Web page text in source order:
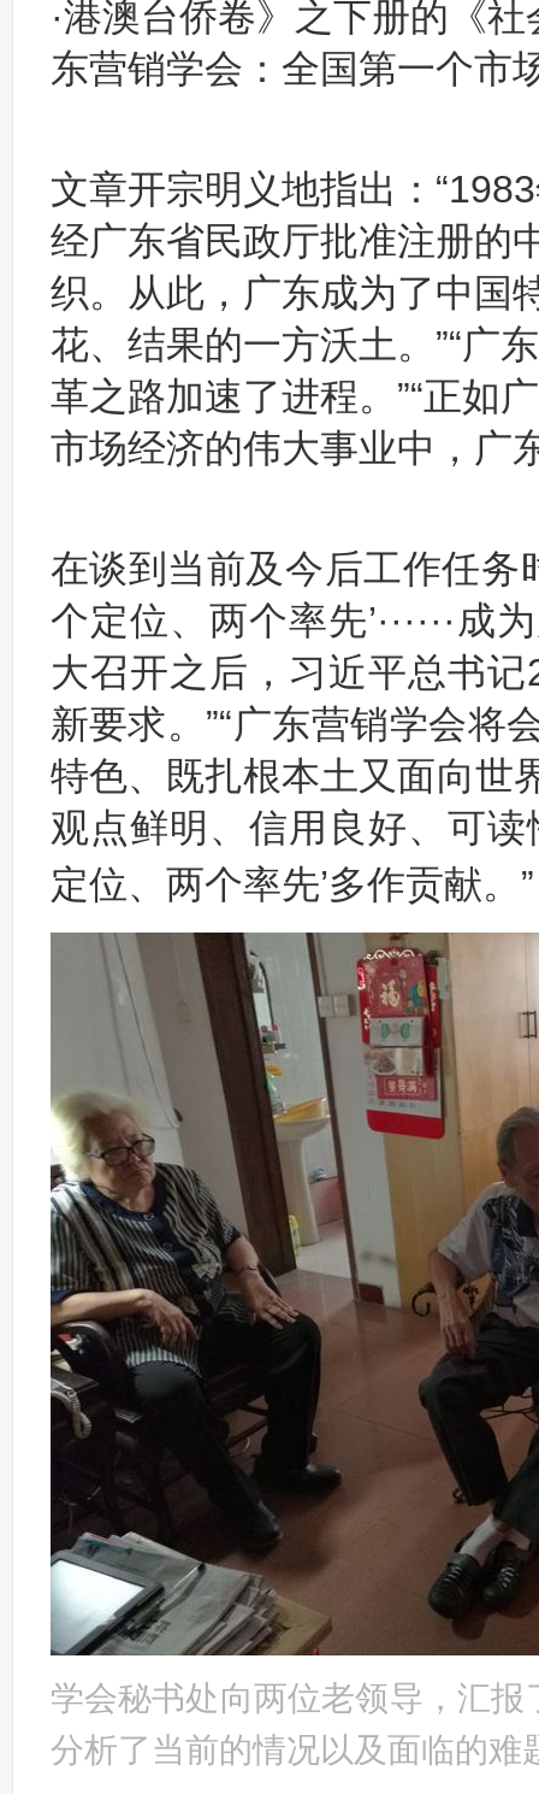
·港澳台侨卷》之下册的《
东营销学会：全国第一个市
文章开宗明义地指出：
经广东省民政厅批准注册的
织。从此，广东成为了中国
花、结果的一方沃土。”“广
革之路加速了进程。”“正如
市场经济的伟大事业中，广
在谈到当前及今后工作任务
个定位、两个率先’······
大召开之后，习近平总书
新要求。”“广东营销学会将
特色、既扎根本土又面向世
观点鲜明、信用良好、可读
定位、两个率先’多作贡献。”
学会秘书处向两位老领导，汇
分析了当前的情况以及面临的难